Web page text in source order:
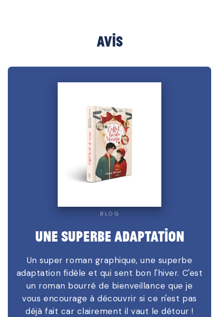
Avis
BLOG
Une superbe adaptation
Un super roman graphique, une superbe
adaptation fidèle et qui sent bon l'hiver. C'est
un roman bourré de bienveillance que je
vous encourage à découvrir si ce n'est pas
déjà fait car clairement il vaut le détour !